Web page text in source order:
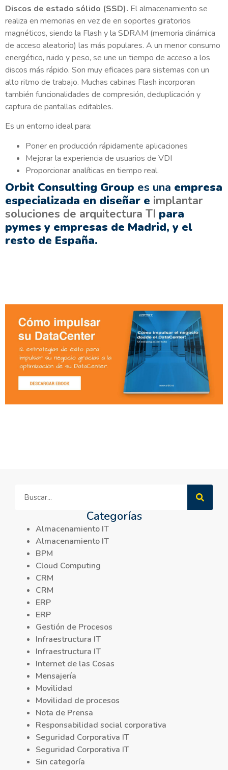
Discos de estado sólido (SSD). El almacenamiento se
realiza en memorias en vez de en soportes giratorios
magnéticos, siendo la Flash y la SDRAM (memoria dinámica
de acceso aleatorio) las más populares. A un menor consumo
energético, ruido y peso, se une un tiempo de acceso a los
discos más rápido. Son muy eficaces para sistemas con un
alto ritmo de trabajo. Muchas cabinas Flash incorporan
también funcionalidades de compresión, deduplicación y
captura de pantallas editables.
Es un entorno ideal para:
Poner en producción rápidamente aplicaciones
Mejorar la experiencia de usuarios de VDI
Proporcionar analíticas en tiempo real.
Orbit Consulting Group es una empresa
especializada en diseñar e implantar
soluciones de arquitectura TI para
pymes y empresas de Madrid, y el
resto de España.
Categorías
Almacenamiento IT
Almacenamiento IT
BPM
Cloud Computing
CRM
CRM
ERP
ERP
Gestión de Procesos
Infraestructura IT
Infraestructura IT
Internet de las Cosas
Mensajería
Movilidad
Movilidad de procesos
Nota de Prensa
Responsabilidad social corporativa
Seguridad Corporativa IT
Seguridad Corporativa IT
Sin categoría